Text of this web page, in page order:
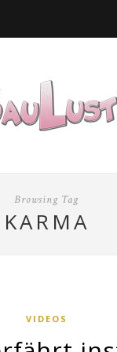
Browsing Tag
KARMA
VIDEOS